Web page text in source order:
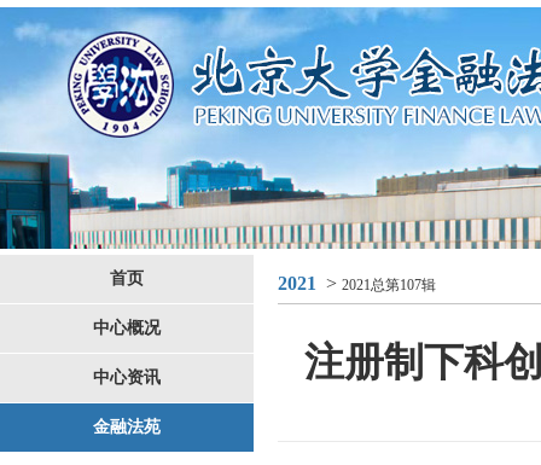
首页
中心概况
中心资讯
金融法苑
2021 > 2021总第107辑
注册制下科